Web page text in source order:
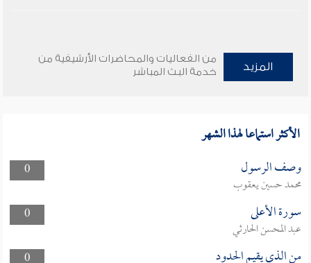
المزيد
من الفعاليات والمحاضرات الأرشيفية من
خدمة البث المباشر
الأكثر استماعا لهذا الشهر
0 وصف الرسول
محمد حسين يعقوب
0
سورة الأعلى
عبد المحسن الحارثي
من الذي يقيم الحدود